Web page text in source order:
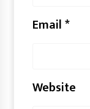
Email*
Website